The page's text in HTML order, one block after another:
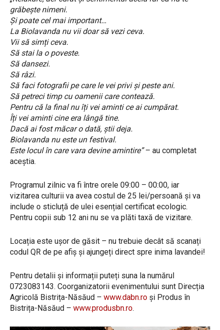
grăbește nimeni.
Și poate cel mai important…
La Biolavanda nu vii doar să vezi ceva.
Vii să simți ceva.
Să stai la o poveste.
Să dansezi.
Să râzi.
Să faci fotografii pe care le vei privi și peste ani.
Să petreci timp cu oamenii care contează.
Pentru că la final nu îți vei aminti ce ai cumpărat.
Îți vei aminti cine era lângă tine.
Dacă ai fost măcar o dată, știi deja.
Biolavanda nu este un festival.
Este locul în care vara devine amintire”– au completat
aceștia.
Programul zilnic va fi între orele 09:00 – 00:00, iar
vizitarea culturii va avea costul de 25 lei/persoană și va
include o sticluță de ulei esențial certificat ecologic.
Pentru copii sub 12 ani nu se va plăti taxă de vizitare.
Locația este ușor de găsit – nu trebuie decât să scanați
codul QR de pe afiș și ajungeți direct spre inima lavandei!
Pentru detalii și informații puteți suna la numărul
0723083143. Coorganizatorii evenimentului sunt Direcția
Agricolă Bistrița-Năsăud – www.dabn.ro și Produs în
Bistrița-Năsăud – www.produsbn.ro.